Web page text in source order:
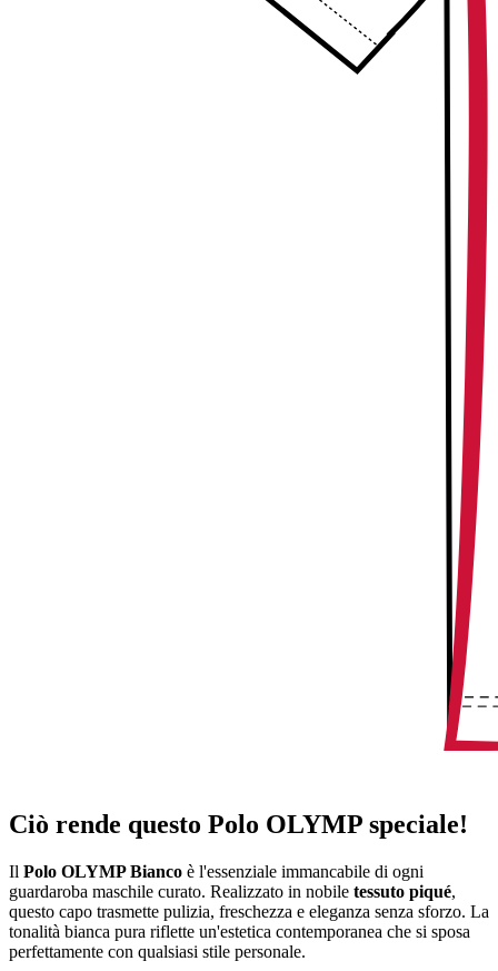
Ciò rende questo Polo OLYMP speciale!
Il Polo OLYMP Bianco è l'essenziale immancabile di ogni
guardaroba maschile curato. Realizzato in nobile tessuto piqué,
questo capo trasmette pulizia, freschezza e eleganza senza sforzo. La
tonalità bianca pura riflette un'estetica contemporanea che si sposa
perfettamente con qualsiasi stile personale.